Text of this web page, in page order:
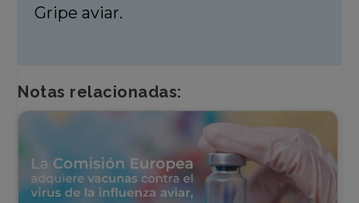
Gripe aviar.
Notas relacionadas: